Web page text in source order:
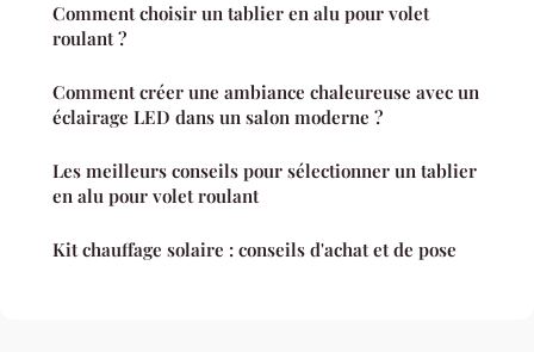
Comment choisir un tablier en alu pour volet
roulant ?
Comment créer une ambiance chaleureuse avec un
éclairage LED dans un salon moderne ?
Les meilleurs conseils pour sélectionner un tablier
en alu pour volet roulant
Kit chauffage solaire : conseils d'achat et de pose